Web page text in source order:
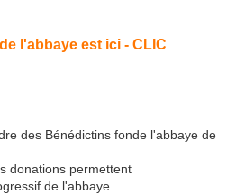
l'abbaye est ici - CLIC
des Bénédictins fonde l'abbaye de
donations permettent
de l'abbaye.